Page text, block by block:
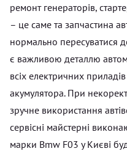
ремонт генераторів,
– це саме та запчастина
нормально пересуватися
є важливою деталлю
всіх електричних
акумулятора. При
зручне використання
сервісні майстерні
марки Bmw F03 у Києві